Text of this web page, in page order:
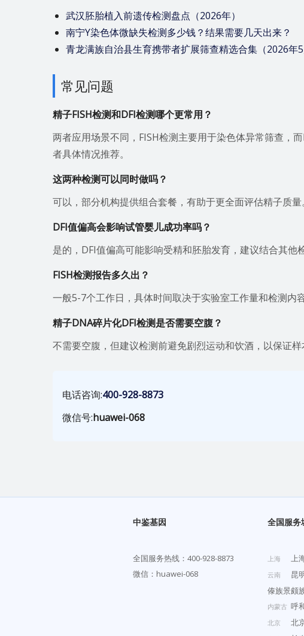
武汉胚胎植入前遗传检测盘点（2026年）
南宁Y染色体微缺失检测多少钱？结果需要几天出来？
青龙满族自治县生育携带者扩展筛查精选合集（2026年5
常见问题
精子FISH检测和DFI检测哪个更常用？
两者应用场景不同，FISH检测主要用于染色体异常筛查，
者具体情况推荐。
这两种检测可以同时做吗？
可以，部分机构提供组合套餐，有助于更全面评估精子质量
DFI值偏高会影响试管婴儿成功率吗？
是的，DFI值偏高可能影响受精和胚胎发育，建议结合其他
FISH检测报告多久出？
一般5-7个工作日，具体时间取决于实验室工作量和检测内容
精子DNA碎片化DFI检测是否需要空腹？
不需要空腹，但建议检测前避免剧烈运动和饮酒，以保证样
电话咨询:400-928-8873
微信号:huawei-068
中鉴基因
全国服务热线： 400-928-8873
微信：huawei-068
全国服务
上海 上
云南 昆
傣族景颇
内蒙古 呼
北京 北